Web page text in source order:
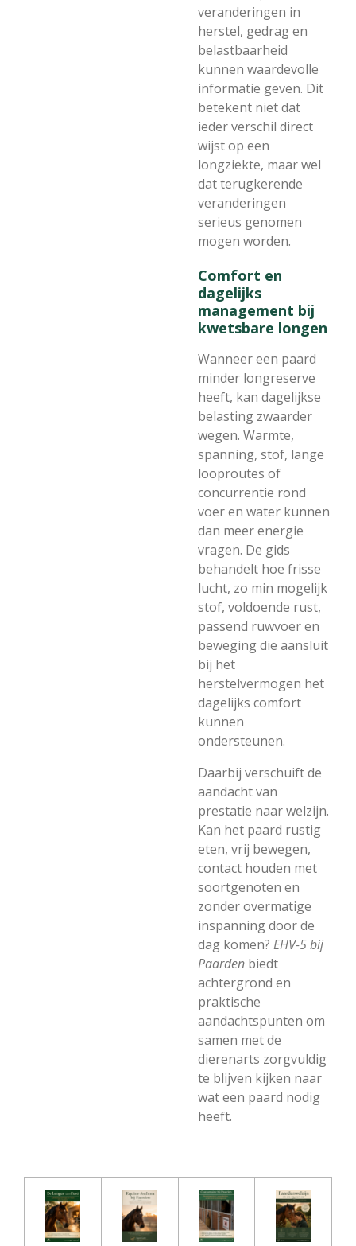
veranderingen in
herstel, gedrag en
belastbaarheid
kunnen waardevolle
informatie geven. Dit
betekent niet dat
ieder verschil direct
wijst op een
longziekte, maar wel
dat terugkerende
veranderingen
serieus genomen
mogen worden.
Comfort en
dagelijks
management bij
kwetsbare longen
Wanneer een paard
minder longreserve
heeft, kan dagelijkse
belasting zwaarder
wegen. Warmte,
spanning, stof, lange
looproutes of
concurrentie rond
voer en water kunnen
dan meer energie
vragen. De gids
behandelt hoe frisse
lucht, zo min mogelijk
stof, voldoende rust,
passend ruwvoer en
beweging die aansluit
bij het
herstelvermogen het
dagelijks comfort
kunnen
ondersteunen.
Daarbij verschuift de
aandacht van
prestatie naar welzijn.
Kan het paard rustig
eten, vrij bewegen,
contact houden met
soortgenoten en
zonder overmatige
inspanning door de
dag komen? EHV-5 bij
Paarden biedt
achtergrond en
praktische
aandachtspunten om
samen met de
dierenarts zorgvuldig
te blijven kijken naar
wat een paard nodig
heeft.